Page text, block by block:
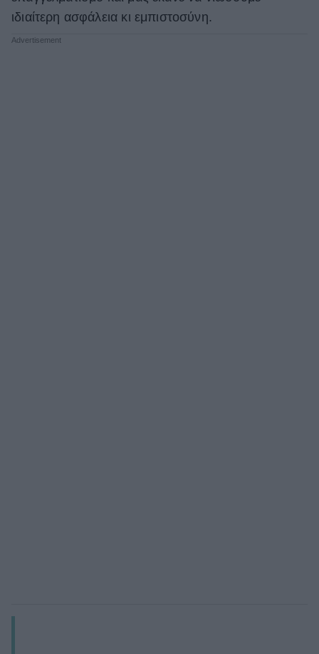
ιδιαίτερη ασφάλεια κι εμπιστοσύνη.